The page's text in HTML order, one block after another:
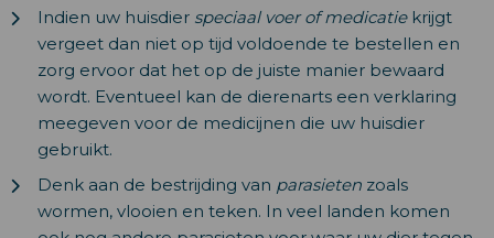
Indien uw huisdier speciaal voer of medicatiekrijgt
vergeet dan niet op tijd voldoende te bestellen en
zorg ervoor dat het op de juiste manier bewaard
wordt. Eventueel kan de dierenarts een verklaring
meegeven voor de medicijnen die uw huisdier
gebruikt.
Denk aan de bestrijding van parasietenzoals
wormen, vlooien en teken. In veel landen komen